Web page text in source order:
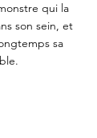
qui la
son sein, et
sa